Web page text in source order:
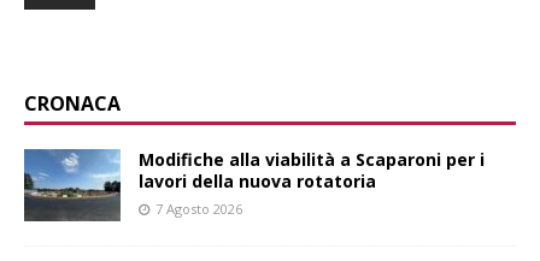
CRONACA
Modifiche alla viabilità a Scaparoni per i
lavori della nuova rotatoria
7 Agosto 2026